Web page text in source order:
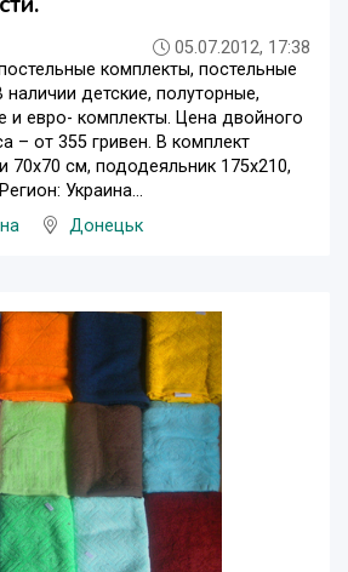
05.07.2012, 17:38
комплекты, постельные
детские, полуторные,
и евро- комплекты. Цена двойного
– от 355 гривен. В комплект
70х70 см, пододеяльник 175х210,
Украина...
Донецьк